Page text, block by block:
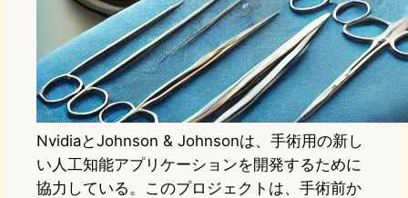
NvidiaとJohnson & Johnsonは、手術用の新し
い人工知能アプリケーションを開発するために
協力している。このプロジェクトは、手術前か